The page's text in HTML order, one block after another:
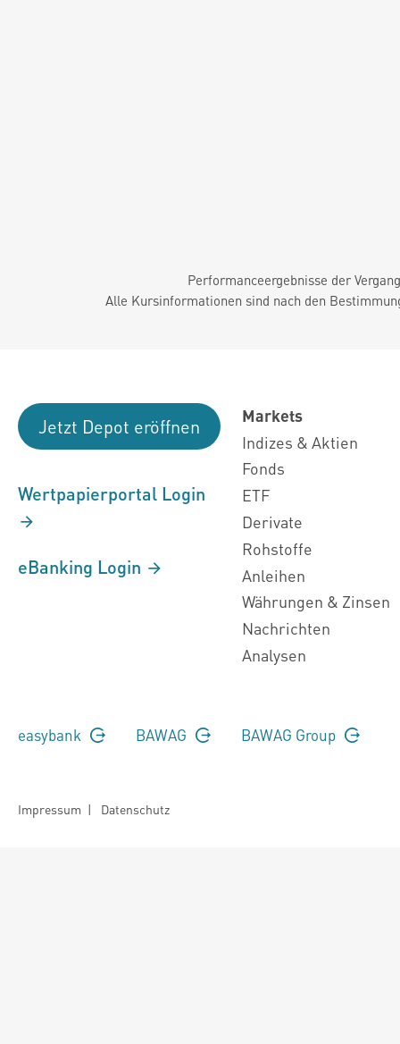
Performanceergebnisse der
Alle Kursinformationen sind nach den
Jetzt Depot eröffnen
Wertpapierportal Login
eBanking Login
Markets
Indizes & Aktien
Fonds
ETF
Derivate
Rohstoffe
Anleihen
Währungen & Zinsen
Nachrichten
Analysen
easybank BAWAG BAWAG Group
Impressum | Datenschutz